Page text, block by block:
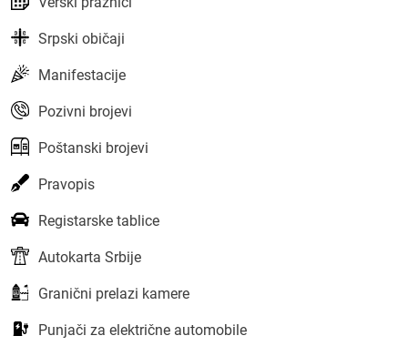
Srpski običaji
Manifestacije
Pozivni brojevi
Poštanski brojevi
Pravopis
Registarske tablice
Autokarta Srbije
Granični prelazi kamere
Punjači za električne automobile